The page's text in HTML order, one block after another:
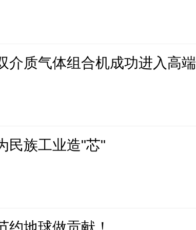
介质气体组合机成功进入高
民族工业造"芯"